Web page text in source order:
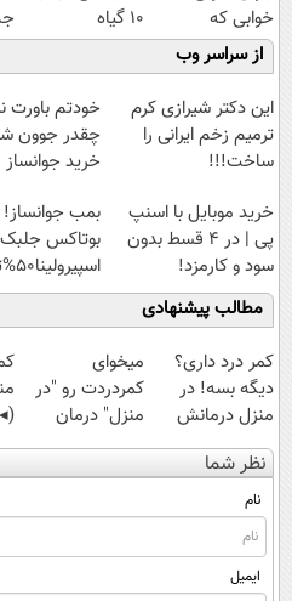
خوابی که
میلیاردر شد.
آموزش رایگان
10 گیاه
موثر(تخفیف تا
امشب)
از سراسر وب
این دکتر شیرازی کرم
ترمیم زخم ایرانی را
ساخت!!!
خودتم باورت
چقدر جوون
خرید جوانساز
ویژه
خرید موبایل با اسنپ
پی | در ۴ قسط بدون
سود و کارمزد!
بمب
بوتاکس جلبک
اسپیرولینا50%تخفیف
مطالب پیشنهادی
کمر درد داری؟
دیگه بسه! در
منزل درمانش
کن
(◀پرسش‌نامه)
میخوای
کمردردت رو "در
منزل" درمان
کنی؟ (◂فیلم +
◂پرسش‌نامه)
نظر شما
نام
ایمیل